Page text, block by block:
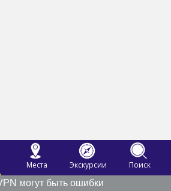
Места Экскурсии
Поиск
могут быть ошибки